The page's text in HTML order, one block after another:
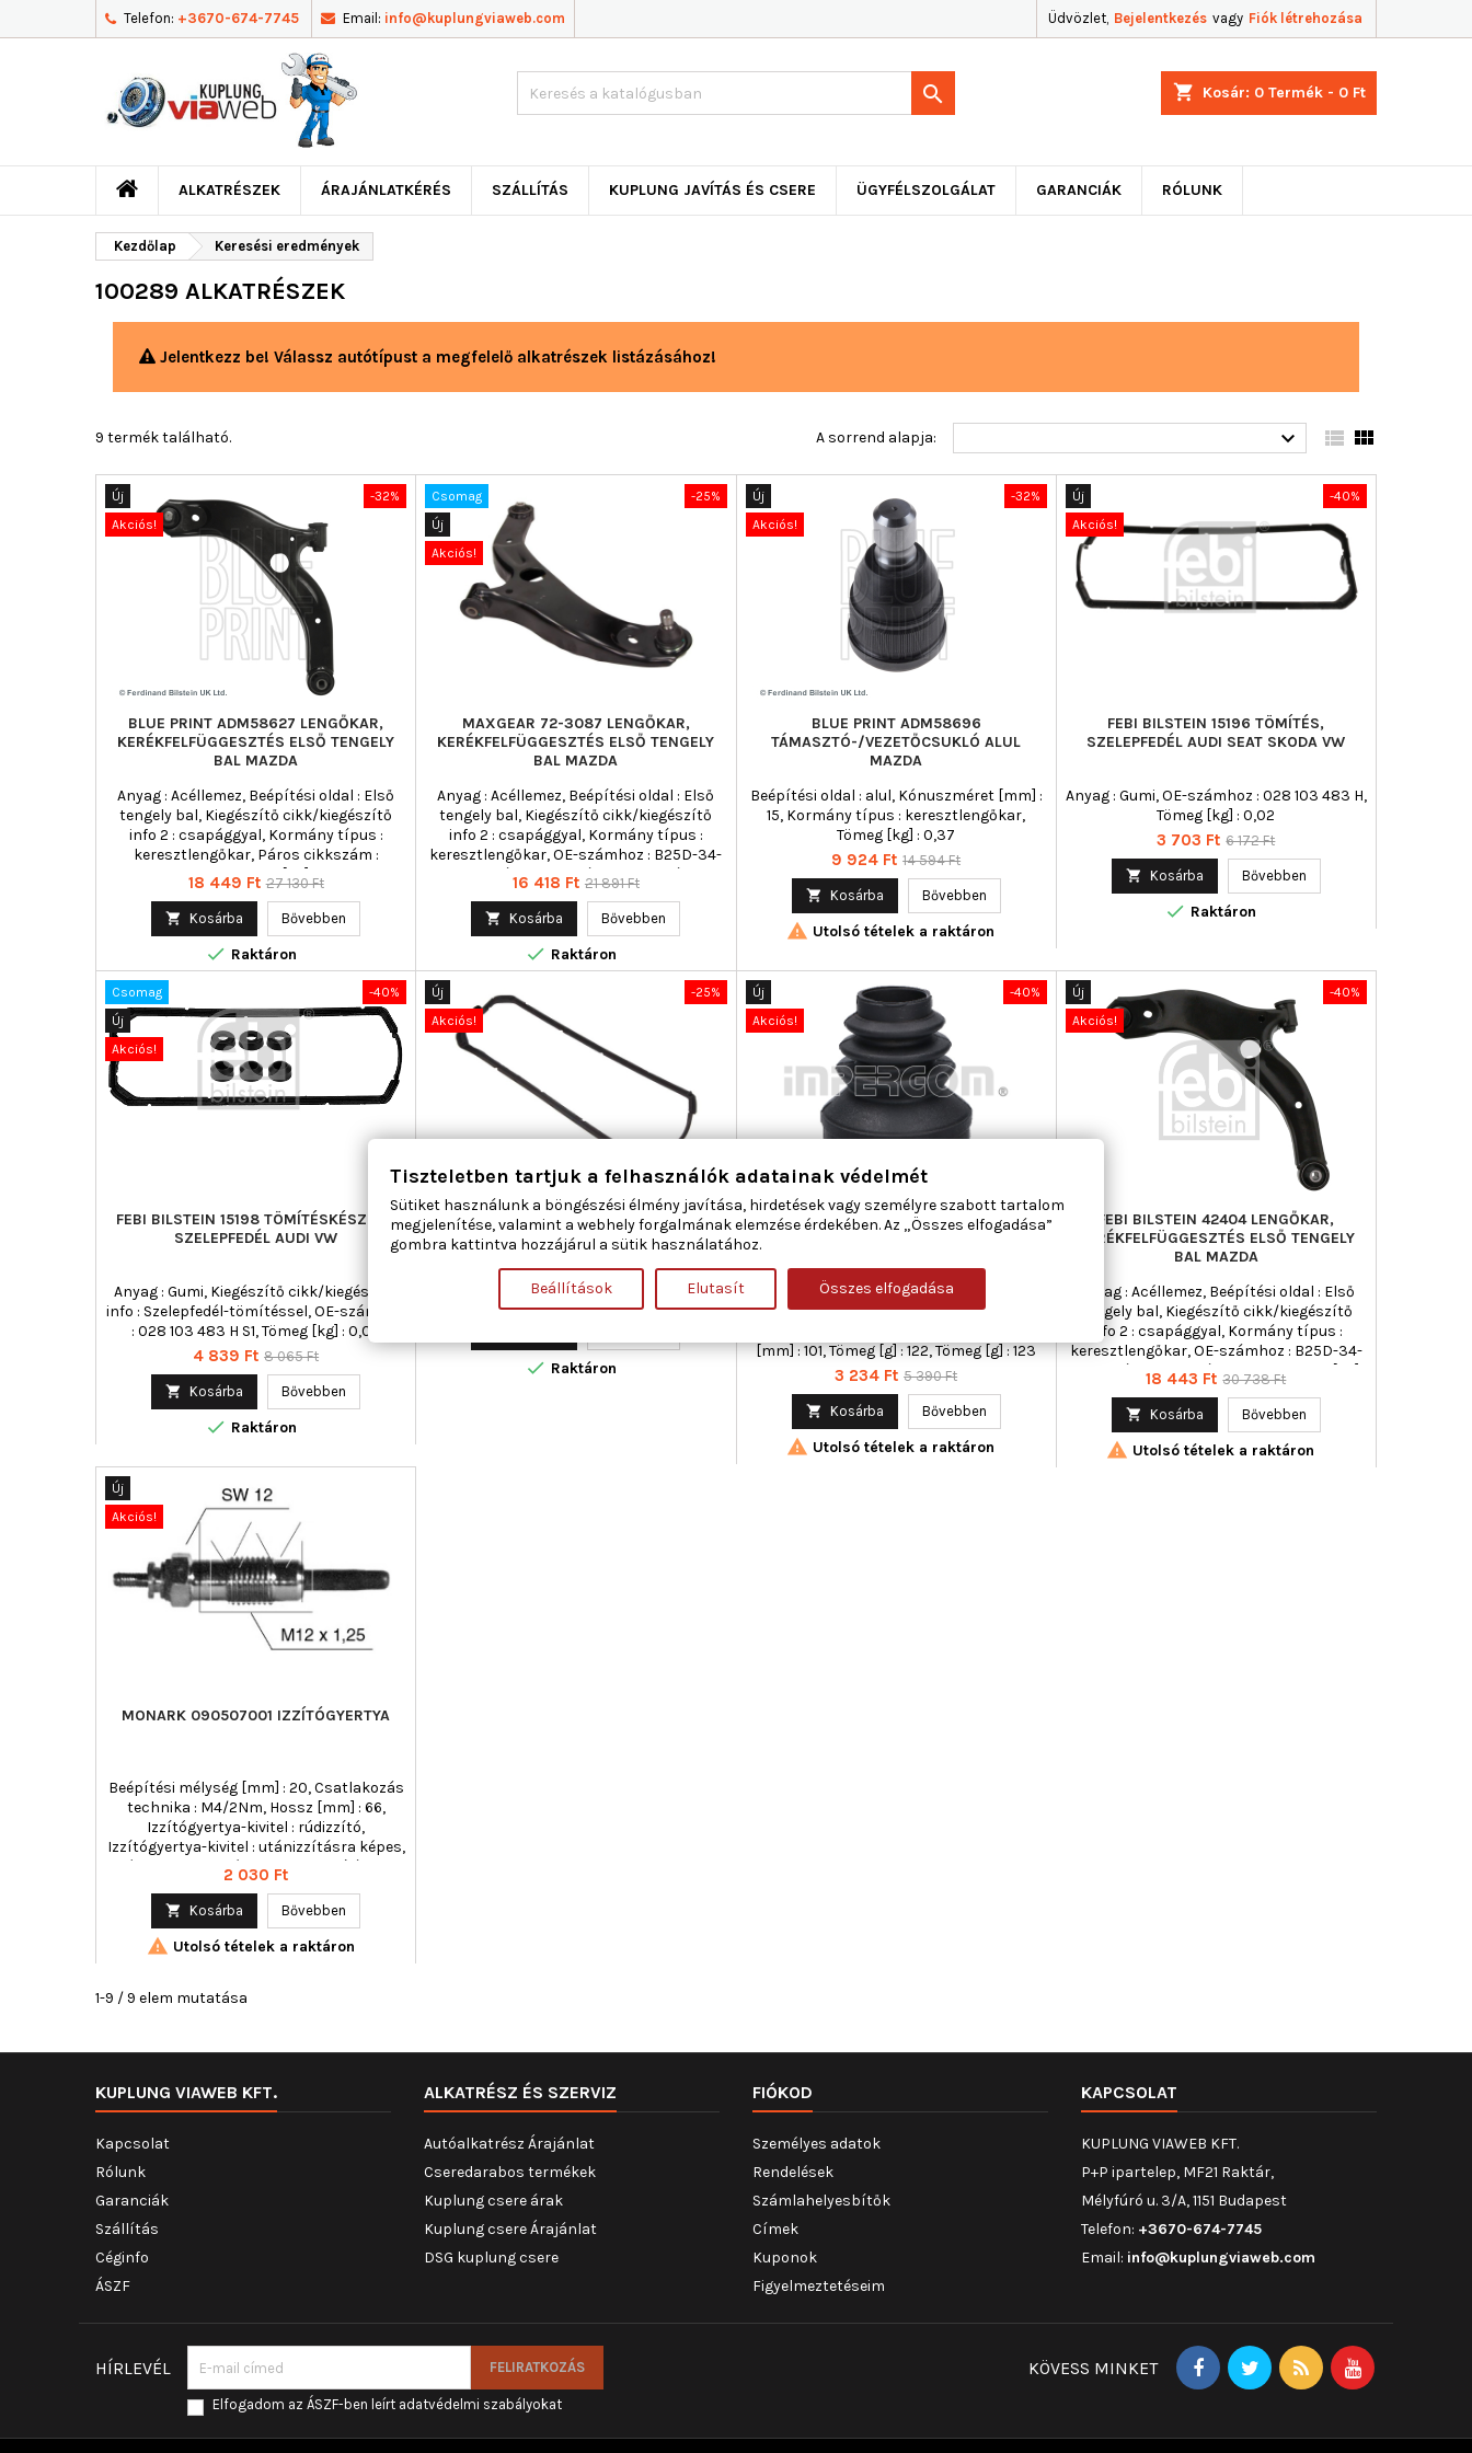
Telefon: +3670-674-7745 Email: info@kuplungviaweb.com Üdvözlet, Bejelentkezés vagy Fiók létrehozása
shopping_cart Kosár: 0 Termék - 0 Ft

ALKATRÉSZEK ÁRAJÁNLATKÉRÉS SZÁLLÍTÁS KUPLUNG JAVÍTÁS ÉS CSERE ÜGYFÉLSZOLGÁLAT GARANCIÁK RÓLUNK
Kezdőlap Keresési eredmények
100289 ALKATRÉSZEK
Jelentkezz be! Válassz autótípust a megfelelő alkatrészek listázásához!
9 termék található. A sorrend alapja:   
-32%
Új
Akciós!
BLUE PRINT ADM58627 LENGŐKAR,
KERÉKFELFÜGGESZTÉS ELSŐ TENGELY
BAL MAZDA
Anyag : Acéllemez, Beépítési oldal : Első
tengely bal, Kiegészítő cikk/kiegészítő
info 2 : csapággyal, Kormány típus :
keresztlengőkar, Páros cikkszám :
ADM58641, Tömeg [kg] : 3,680
Ár
18 449 Ft Normál
27 130 Ft
 Kosárba Bővebben
 Raktáron
-25%
Csomag
Új
Akciós!
MAXGEAR 72-3087 LENGŐKAR,
KERÉKFELFÜGGESZTÉS ELSŐ TENGELY
BAL MAZDA
Anyag : Acéllemez, Beépítési oldal : Első
tengely bal, Kiegészítő cikk/kiegészítő
info 2 : csapággyal, Kormány típus :
keresztlengőkar, OE-számhoz : B25D-34-
350D, Páros cikkszám : 42415, Páros
cikkszám : 72-3245, Szükséges
darabszám : 1, Tömeg [kg] : 3,6, Tömeg [kg] :
3,66
Ár
16 418 Ft Normál
21 891 Ft
 Kosárba Bővebben
 Raktáron
-32%
Új
Akciós!
BLUE PRINT ADM58696
TÁMASZTÓ-/VEZETŐCSUKLÓ ALUL
MAZDA
Beépítési oldal : alul, Kónuszméret [mm] :
15, Kormány típus : keresztlengőkar,
Tömeg [kg] : 0,37
Ár
9 924 Ft Normál
14 594 Ft
 Kosárba Bővebben
 Utolsó tételek a raktáron
-40%
Új
Akciós!
FEBI BILSTEIN 15196 TÖMÍTÉS,
SZELEPFEDÉL AUDI SEAT SKODA VW
Anyag : Gumi, OE-számhoz : 028 103 483 H,
Tömeg [kg] : 0,02
Ár
3 703 Ft Normál
6 172 Ft
 Kosárba Bővebben
 Raktáron
-40%
Csomag
Új
Akciós!
FEBI BILSTEIN 15198 TÖMÍTÉSKÉSZLET,
SZELEPFEDÉL AUDI VW
Anyag : Gumi, Kiegészítő cikk/kiegészítő
info : Szelepfedél-tömítéssel, OE-számhoz
: 028 103 483 H S1, Tömeg [kg] : 0,02
Ár
4 839 Ft Normál
8 065 Ft
 Kosárba Bővebben
 Raktáron
-25%
Új
Akciós!
MAXGEAR 70-0030 TÖMÍTÉS,
SZELEPFEDÉL AUDI SEAT SKODA VW
3 343 FtNormál
4 458 Ft
 Raktáron
-40%
Új
Akciós!
ORIGINAL IMPERIUM 32858
GUMIHARANG, HAJTÓTENGELY
Anyag : Gumi, Átmérő 1 [mm] : 39, Átmérő 2
[mm] : 76, Beépítési oldal : elsőtengely,
[mm] : 101, Tömeg [g] : 122, Tömeg [g] : 123
Ár
3 234 Ft Normál
5 390 Ft
 Kosárba Bővebben
 Utolsó tételek a raktáron
-40%
Új
Akciós!
FEBI BILSTEIN 42404 LENGŐKAR,
KERÉKFELFÜGGESZTÉS ELSŐ TENGELY
BAL MAZDA
Anyag : Acéllemez, Beépítési oldal : Első
tengely bal, Kiegészítő cikk/kiegészítő
info 2 : csapággyal, Kormány típus :
keresztlengőkar, OE-számhoz : B25D-34-
350D, Páros cikkszám : 42415, Tömeg [kg] :
3,66
Ár
18 443 Ft Normál
30 738 Ft
 Kosárba Bővebben
 Utolsó tételek a raktáron
Új
Akciós!
MONARK 090507001 IZZÍTÓGYERTYA
Beépítési mélység [mm] : 20, Csatlakozás
technika : M4/2Nm, Hossz [mm] : 66,
Izzítógyertya-kivitel : rúdizzító,
Izzítógyertya-kivitel : utánizzításra képes,
Kónusz emelkedés : 63, Kulcsnyílás : 12,
Meghúzási nyomatékig [Nm] : 25,
Menetméret : M12x1,25, Min. meghúzási
nyomaték [Nm] : 15, Névleges feszültség
[V] : 11,0
Ár
2 030 Ft
 Kosárba Bővebben
 Utolsó tételek a raktáron
1-9 / 9 elem mutatása
KUPLUNG VIAWEB KFT.
Kapcsolat
Rólunk
Garanciák
Szállítás
Céginfo
ÁSZF
ALKATRÉSZ ÉS SZERVIZ
Autóalkatrész Árajánlat
Cseredarabos termékek
Kuplung csere árak
Kuplung csere Árajánlat
DSG kuplung csere
FIÓKOD
Személyes adatok
Rendelések
Számlahelyesbítők
Címek
Kuponok
Figyelmeztetéseim
KAPCSOLAT
KUPLUNG VIAWEB KFT.
P+P ipartelep, MF21 Raktár,
Mélyfúró u. 3/A, 1151 Budapest
Telefon: +3670-674-7745
Email: info@kuplungviaweb.com
HÍRLEVÉL
Elfogadom az ÁSZF-ben leírt adatvédelmi szabályokat
KÖVESS MINKET
Tiszteletben tartjuk a felhasználók adatainak védelmét
Sütiket használunk a böngészési élmény javítása, hirdetések vagy személyre szabott tartalom
megjelenítése, valamint a webhely forgalmának elemzése érdekében. Az „Összes elfogadása”
gombra kattintva hozzájárul a sütik használatához.
Beállítások Elutasít Összes elfogadása